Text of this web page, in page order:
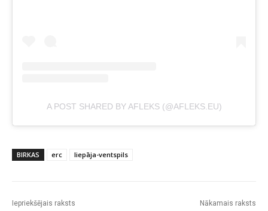
A POST SHARED BY AFLEKS (@AFLEKS.EU)
BIRKAS erc liepāja-ventspils
Iepriekšējais raksts Nākamais raksts